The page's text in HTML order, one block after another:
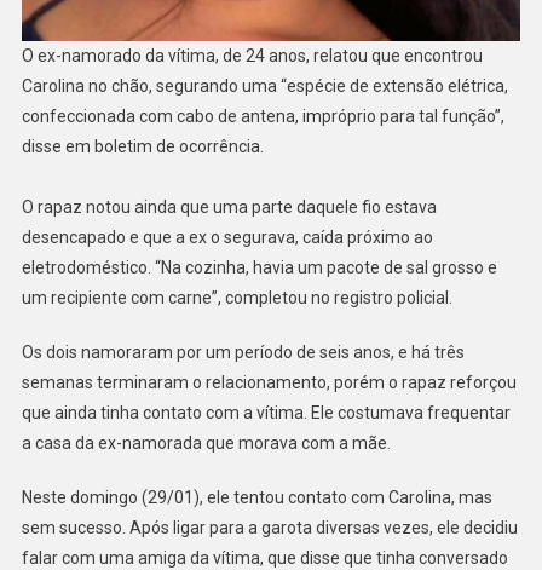
O ex-namorado da vítima, de 24 anos, relatou que encontrou
Carolina no chão, segurando uma “espécie de extensão elétrica,
confeccionada com cabo de antena, impróprio para tal função”,
disse em boletim de ocorrência.
O rapaz notou ainda que uma parte daquele fio estava
desencapado e que a ex o segurava, caída próximo ao
eletrodoméstico. “Na cozinha, havia um pacote de sal grosso e
um recipiente com carne”, completou no registro policial.
Os dois namoraram por um período de seis anos, e há três
semanas terminaram o relacionamento, porém o rapaz reforçou
que ainda tinha contato com a vítima. Ele costumava frequentar
a casa da ex-namorada que morava com a mãe.
Neste domingo (29/01), ele tentou contato com Carolina, mas
sem sucesso. Após ligar para a garota diversas vezes, ele decidiu
falar com uma amiga da vítima, que disse que tinha conversado